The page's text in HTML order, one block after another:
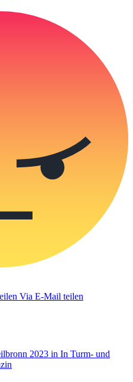
Via E-Mail teilen
2023 in In Turm- und